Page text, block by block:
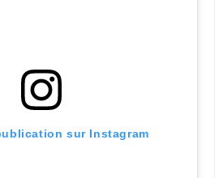
sur Instagram